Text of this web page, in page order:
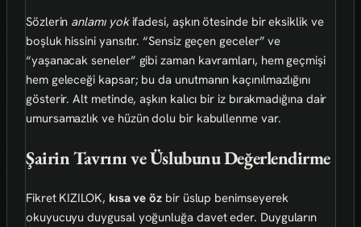
Sözlerin anlamı yokifadesi, aşkın ötesinde bir eksiklik ve
boşluk hissini yansıtır. “Sensiz geçen geceler” ve
“yaşanacak seneler” gibi zaman kavramları, hem geçmişi
hem geleceği kapsar; bu da unutmanın kaçınılmazlığını
gösterir. Alt metinde, aşkın kalıcı bir iz bırakmadığına dair
umursamazlık ve hüzün dolu bir kabullenme var.
Şairin Tavrını ve Üslubunu Değerlendirme
Fikret KIZILOK, kısa ve öz bir üslup benimseyerek
okuyucuyu duygusal yoğunluğa davet eder. Duyguların